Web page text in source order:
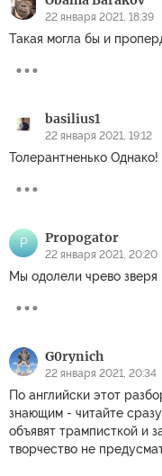
22 января 2021, 18:39
Такая могла бы и
basilius1
22 января 2021, 19:12
Толерантненько Однако!
P Propogator
22 января 2021, 20:20
Мы одолели чрево
G0rynich
22 января 2021, 20:34
По английски этот
знающим - читайте
объявят трамписткой и
творчество не